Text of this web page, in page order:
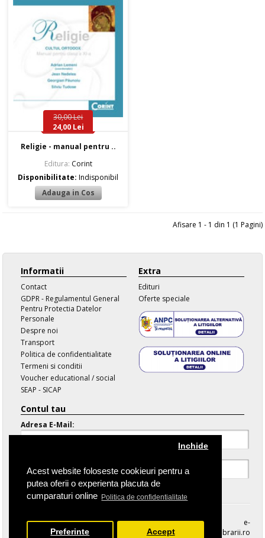
Acest website foloseste cookieuri pentru a
putea oferii o experienta placuta de
cumparaturi online Politica de confidentialitate
Inchide
Preferinte Accept
30,00 Lei
24,00 Lei
Religie - manual pentru ..
Editura: Corint
Disponibilitate:Indisponibil
Afisare 1 - 1 din 1 (1 Pagini)
Informatii
Contact
GDPR - Regulamentul General
Pentru Protectia Datelor
Personale
Despre noi
Transport
Politica de confidentialitate
Termeni si conditii
Voucher educational / social
SEAP - SICAP
Extra
Edituri
Oferte speciale
Contul tau
Adresa E-Mail:
Parola Uitata
e-
librarii.ro